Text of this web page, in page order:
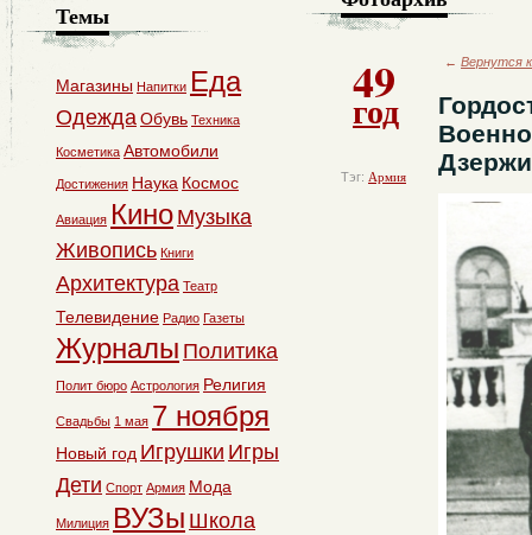
49
год
Тэг: Армия
← Вернутся
Темы
Магазины Напитки Еда
ОдеждаОбувь Техника
Косметика Автомобили
Достижения Наука Космос
Авиация Кино Музыка
Живопись Книги
Архитектура Театр
Телевидение Радио Газеты
Журналы Политика
Полит бюро Астрология Религия
Свадьбы 1 мая 7 ноября
Новый год Игрушки Игры
Дети Спорт Армия Мода
Милиция ВУЗы Школа